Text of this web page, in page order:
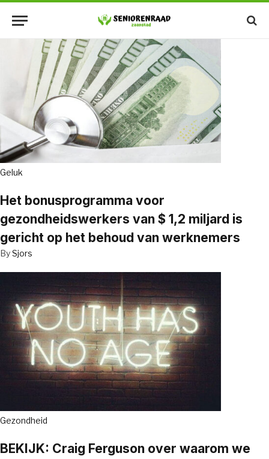
Geluk
Het bonusprogramma voor
gezondheidswerkers van $ 1,2 miljard is
gericht op het behoud van werknemers
BySjors
Gezondheid
BEKIJK: Craig Ferguson over waarom we